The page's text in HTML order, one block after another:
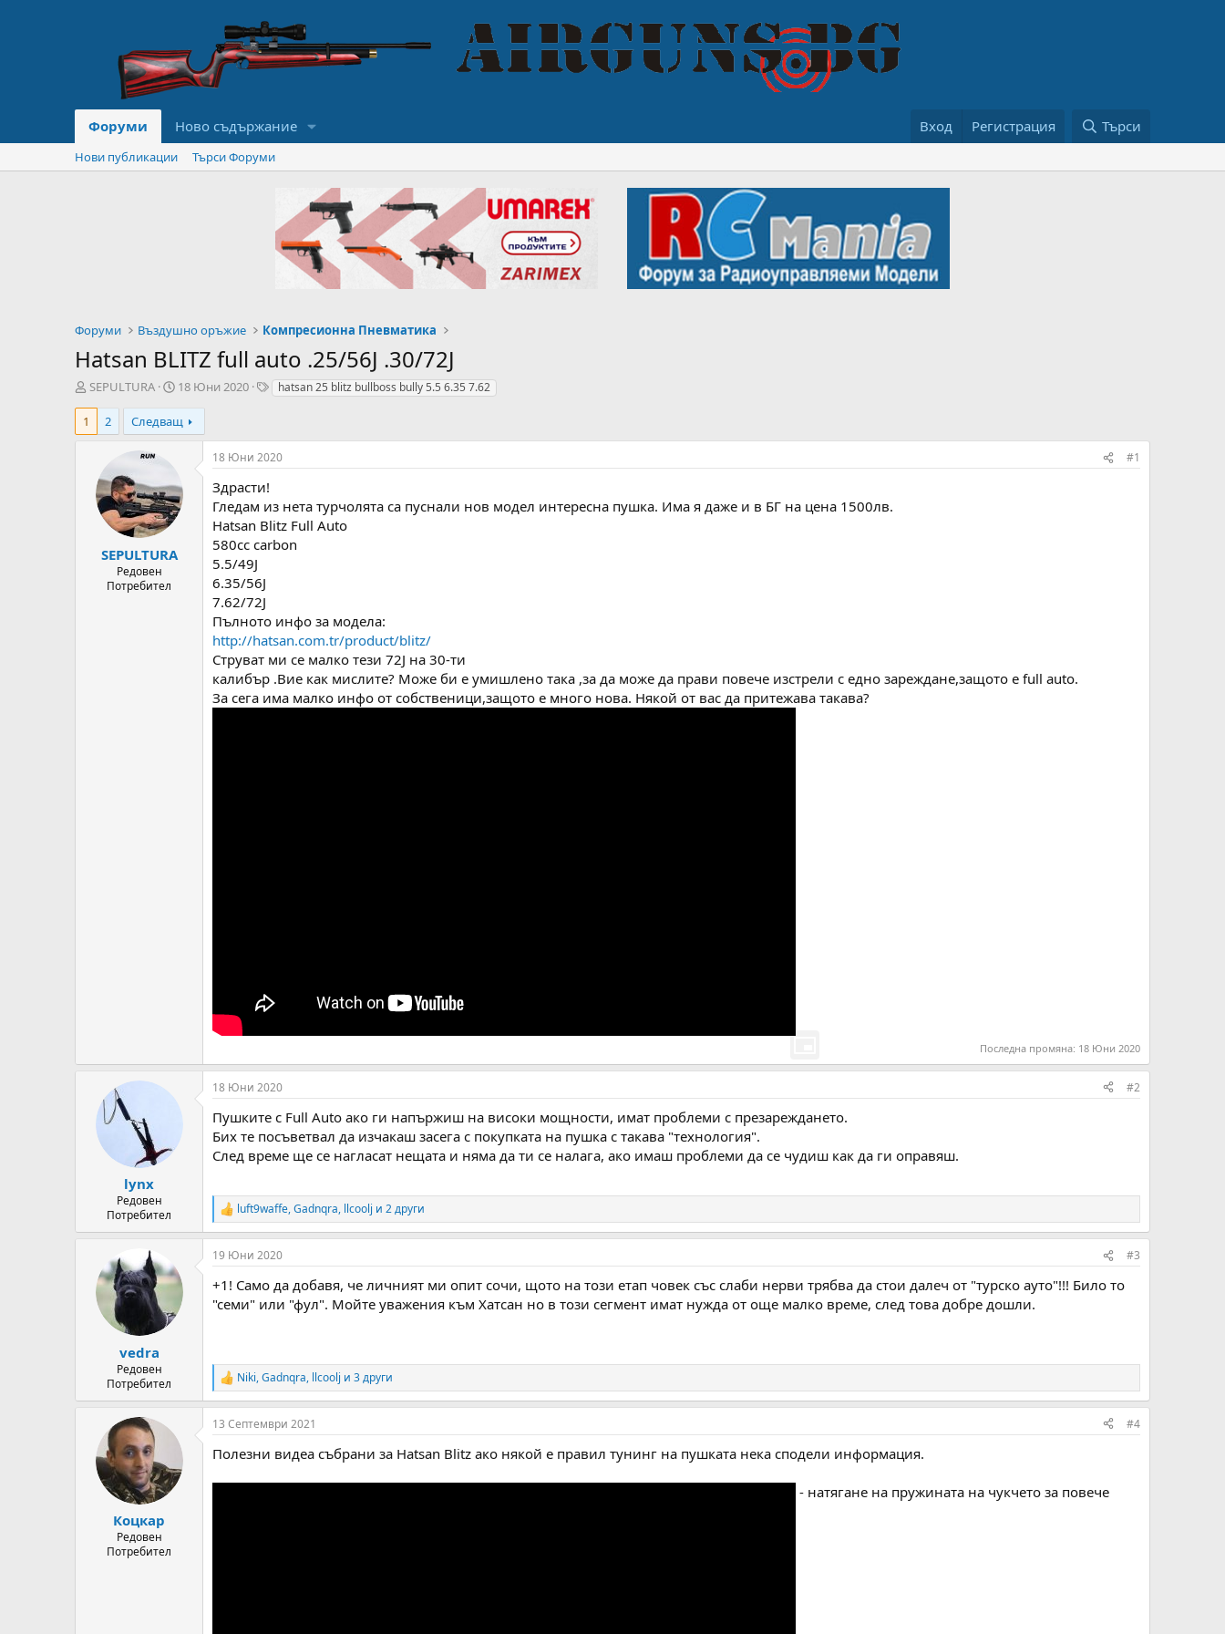
Форуми Ново съдържание Вход Регистрация Търси
Нови публикации Търси Форуми
Форуми Въздушно оръжие Компресионна Пневматика
Hatsan BLITZ full auto .25/56J .30/72J
А
о
SEPULTURA
Н
ч
а
а
Д
а
18 Юни 2020
Thatsan 25 blitz bullboss bully 5.5 6.35 7.62
1 2 Следващ
SEPULTURA
Редовен
Потребител
18 Юни 2020 #1
Здрасти!
Гледам из нета турчолята са пуснали нов модел интересна пушка. Има я даже и в БГ на цена 1500лв.
Hatsan Blitz Full Auto
580cc carbon
5.5/49J
6.35/56J
7.62/72J
Пълното инфо за модела:
http://hatsan.com.tr/product/blitz/
Струват ми се малко тези 72J на 30-ти
калибър .Вие как мислите? Може би е умишлено така ,за да може да прави повече изстрели с едно зареждане,защото е full auto.
За сега има малко инфо от собственици,защото е много нова. Някой от вас да притежава такава?
Последна промяна: 18 Юни 2020
lynx
Редовен
Потребител
18 Юни 2020 #2
Пушките с Full Auto ако ги напържиш на високи мощности, имат проблеми с презареждането.
Бих те посъветвал да изчакаш засега с покупката на пушка с такава "технология".
След време ще се нагласат нещата и няма да ти се налага, ако имаш проблеми да се чудиш как да ги оправяш.
R
e
a
c
i
o
luft9waffe,Gadnqra, llcoolj и 2 други
vedra
Редовен
Потребител
19 Юни 2020 #3
+1! Само да добавя, че личният ми опит сочи, щото на този етап човек със слаби нерви трябва да стои далеч от "турско ауто"!!! Било то
"семи" или "фул". Мойте уважения към Хатсан но в този сегмент имат нужда от още малко време, след това добре дошли.
R
e
a
c
i
n
Niki,Gadnqra, llcoolj и 3 други
Коцкар
Редовен
Потребител
13 Септември 2021 #4
Полезни видеа събрани за Hatsan Blitz ако някой е правил тунинг на пушката нека сподели информация.
- натягане на пружината на чукчето за повече